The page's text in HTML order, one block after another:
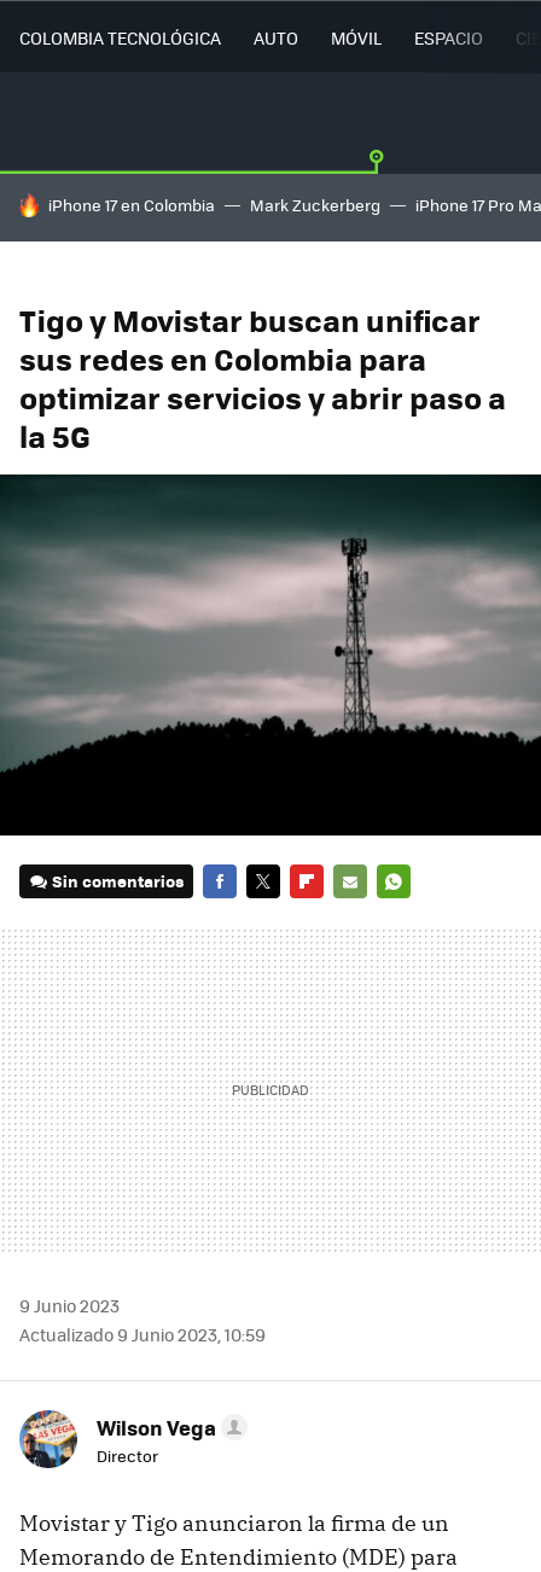
COLOMBIA TECNOLÓGICA AUTO MÓVIL ESPACIO
HOY SE HABLA DE
iPhone 17 en Colombia Mark Zuckerberg iPhone 17 Pro
Tigo y Movistar buscan unificar
sus redes en Colombia para
optimizar servicios y abrir paso a
la 5G
Sin comentarios
MAIL
9 Junio 2023
Actualizado 9 Junio 2023, 10:59
Wilson Vega
Director
Movistar y Tigo anunciaron la firma de un
Memorando de Entendimiento (MDE) para